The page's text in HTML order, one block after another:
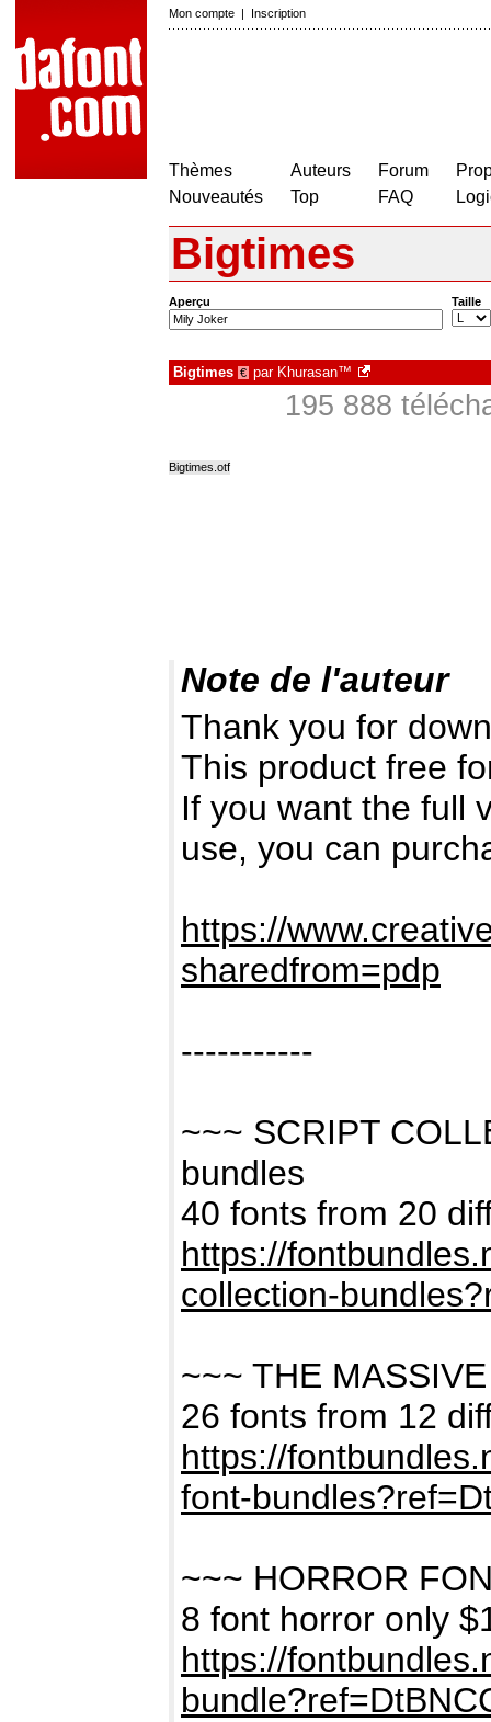
Mon compte | Inscription
Thèmes
Nouveautés
Auteurs
Top
Forum
FAQ
Bigtimes
Aperçu Taille
Bigtimes € par Khurasan™
195 888
Bigtimes.otf
Note de l'auteur
Thank you for
This product free
If you want the full
use, you can
https://
sharedfrom=pdp
-----------
~~~ SCRIPT
bundles
40 fonts from 20
https://
collection-
~~~ THE
26 fonts from 12
https://
font-
~~~ HORROR
8 font horror only
https://